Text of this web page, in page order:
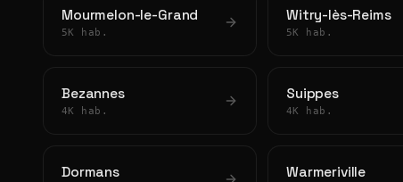
Mourmelon-le-Grand
5K hab.
Witry-lès-Reims
5K hab.
Bezannes
4K hab.
Suippes
4K hab.
Dormans Warmeriville